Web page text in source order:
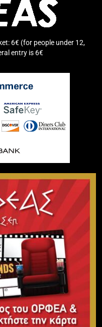
6€ (for people under 12,
entry is 6€